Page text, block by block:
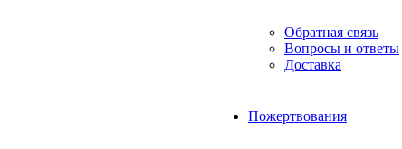
Обратная связь
Вопросы и ответы
Доставка
Пожертвования